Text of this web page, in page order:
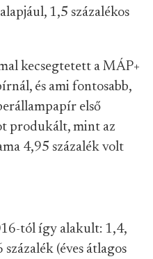
1,5 százalékos
kecsegtetett a MÁP+
és ami fontosabb,
első
produkált, mint az
4,95 százalék volt
tól így alakult: 1,4,
(éves átlagos